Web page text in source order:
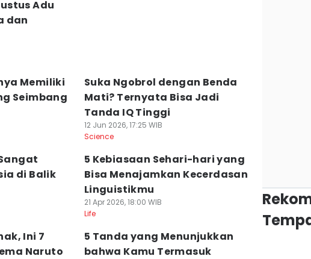
Adu
dan
Memiliki
Seimbang
Suka Ngobrol dengan Benda
Mati? Ternyata Bisa Jadi
Tanda IQ Tinggi
12 Jun 2026, 17:25 WIB
Science
di Balik
5 Kebiasaan Sehari-hari yang
Bisa Menajamkan Kecerdasan
Linguistikmu
21 Apr 2026, 18:00 WIB
Life
Ini 7
Naruto
5 Tanda yang Menunjukkan
bahwa Kamu Termasuk